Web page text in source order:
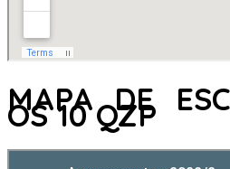
MAPA DE
OS 10 QZP